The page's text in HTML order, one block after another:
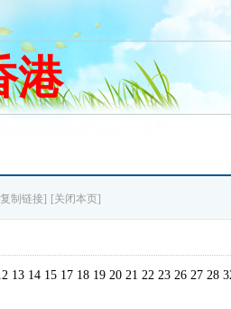
港
制链接] [关闭本页]
14 15 17 18 19 20 21 22 23 26 27 28